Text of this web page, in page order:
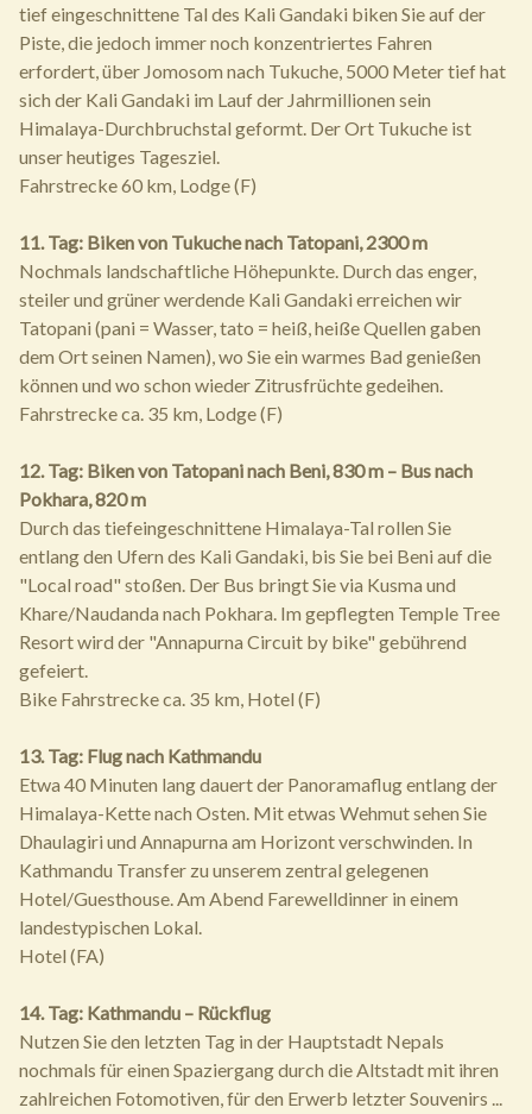
tief eingeschnittene Tal des Kali Gandaki biken Sie auf der
Piste, die jedoch immer noch konzentriertes Fahren
erfordert, über Jomosom nach Tukuche, 5000 Meter tief hat
sich der Kali Gandaki im Lauf der Jahrmillionen sein
Himalaya-Durchbruchstal geformt. Der Ort Tukuche ist
unser heutiges Tagesziel.
Fahrstrecke 60 km, Lodge (F)
11. Tag: Biken von Tukuche nach Tatopani, 2300 m
Nochmals landschaftliche Höhepunkte. Durch das enger,
steiler und grüner werdende Kali Gandaki erreichen wir
Tatopani (pani = Wasser, tato = heiß, heiße Quellen gaben
dem Ort seinen Namen), wo Sie ein warmes Bad genießen
können und wo schon wieder Zitrusfrüchte gedeihen.
Fahrstrecke ca. 35 km, Lodge (F)
12. Tag: Biken von Tatopani nach Beni, 830 m – Bus nach
Pokhara, 820 m
Durch das tiefeingeschnittene Himalaya-Tal rollen Sie
entlang den Ufern des Kali Gandaki, bis Sie bei Beni auf die
"Local road" stoßen. Der Bus bringt Sie via Kusma und
Khare/Naudanda nach Pokhara. Im gepflegten Temple Tree
Resort wird der "Annapurna Circuit by bike" gebührend
gefeiert.
Bike Fahrstrecke ca. 35 km, Hotel (F)
13. Tag: Flug nach Kathmandu
Etwa 40 Minuten lang dauert der Panoramaflug entlang der
Himalaya-Kette nach Osten. Mit etwas Wehmut sehen Sie
Dhaulagiri und Annapurna am Horizont verschwinden. In
Kathmandu Transfer zu unserem zentral gelegenen
Hotel/Guesthouse. Am Abend Farewelldinner in einem
landestypischen Lokal.
Hotel (FA)
14. Tag: Kathmandu – Rückflug
Nutzen Sie den letzten Tag in der Hauptstadt Nepals
nochmals für einen Spaziergang durch die Altstadt mit ihren
zahlreichen Fotomotiven, für den Erwerb letzter Souvenirs ...